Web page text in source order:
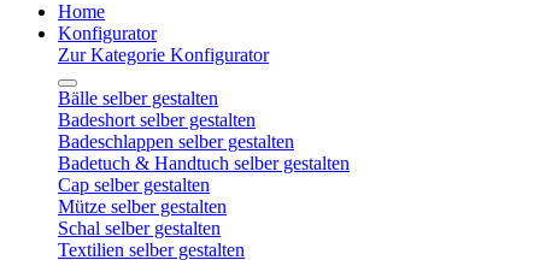
Home
Konfigurator
Zur Kategorie Konfigurator
Bälle selber gestalten
Badeshort selber gestalten
Badeschlappen selber gestalten
Badetuch & Handtuch selber gestalten
Cap selber gestalten
Mütze selber gestalten
Schal selber gestalten
Textilien selber gestalten